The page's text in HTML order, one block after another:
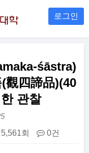
로그인
śāstra)
觀四諦品)(40
관찰
회 0건